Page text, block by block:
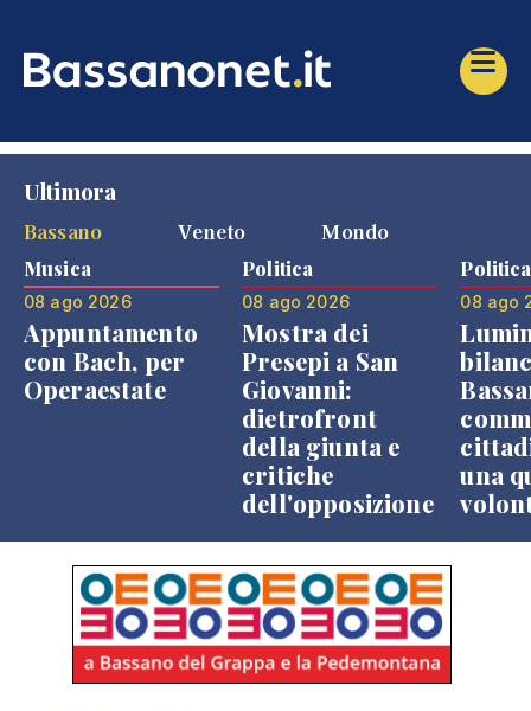
Ultimora
Bassano
Veneto Mondo
Musica
08 ago 2026
Appuntamento
con Bach, per
Operaestate
Politica
08 ago 2026
Mostra dei
Presepi a San
Giovanni:
dietrofront
della giunta e
critiche
dell'opposizione
Politica
08 ago
una